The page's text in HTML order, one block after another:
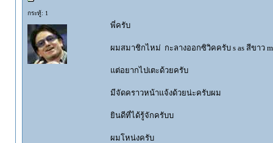
กระทู้: 1
พี่ครับ
ผมสมาชิกไหม่ กะลางออกซิวิคครับ s as สีขาว
แต่อยากไปเตะด้วยครับ
มีจัดคราวหน้าแจ้งด้วยน่ะครับผม
ยินดีที่ได้รู้จักครับบ
ผมโหน่งครับ